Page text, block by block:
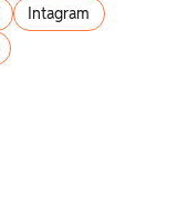
Intagram